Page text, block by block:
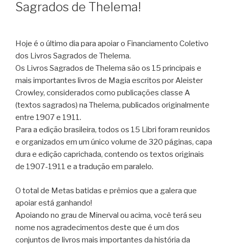
Sagrados de Thelema!
Hoje é o último dia para apoiar o Financiamento Coletivo
dos Livros Sagrados de Thelema.
Os Livros Sagrados de Thelema são os 15 principais e
mais importantes livros de Magia escritos por Aleister
Crowley, considerados como publicações classe A
(textos sagrados) na Thelema, publicados originalmente
entre 1907 e 1911.
Para a edição brasileira, todos os 15 Libri foram reunidos
e organizados em um único volume de 320 páginas, capa
dura e edição caprichada, contendo os textos originais
de 1907-1911 e a tradução em paralelo.
O total de Metas batidas e prêmios que a galera que
apoiar está ganhando!
Apoiando no grau de Minerval ou acima, você terá seu
nome nos agradecimentos deste que é um dos
conjuntos de livros mais importantes da história da